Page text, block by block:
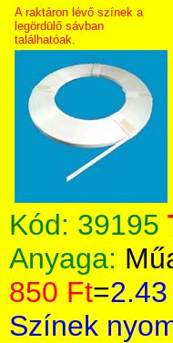
A raktáron lévő színek a
legördülő sávban
találhatóak.
Kód: 39195
Anyaga:
850 Ft=
Színek